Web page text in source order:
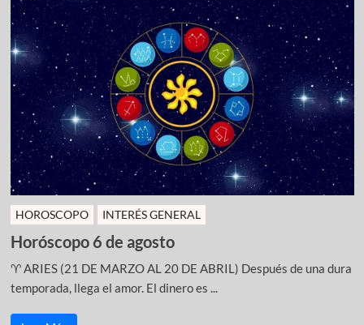
HOROSCOPO INTERÉS GENERAL
Horóscopo 6 de agosto
♈ ARIES (21 DE MARZO AL 20 DE ABRIL) Después de una dura
temporada, llega el amor. El dinero es ...